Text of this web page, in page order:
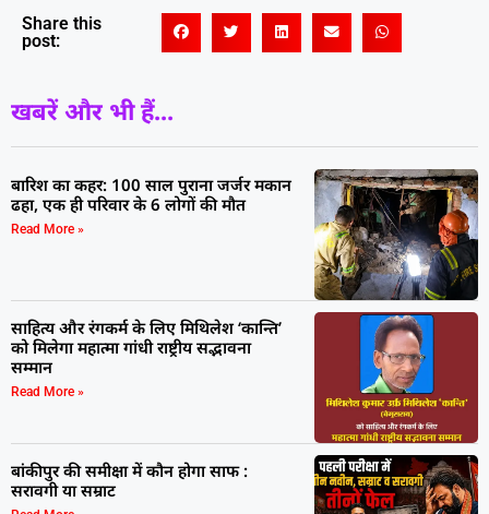
Share this
post:
खबरें और भी हैं...
बारिश का कहर: 100 साल पुराना जर्जर मकान
ढहा, एक ही परिवार के 6 लोगों की मौत
Read More »
साहित्य और रंगकर्म के लिए मिथिलेश ‘कान्ति’
को मिलेगा महात्मा गांधी राष्ट्रीय सद्भावना
सम्मान
Read More »
बांकीपुर की समीक्षा में कौन होगा साफ :
सरावगी या सम्राट